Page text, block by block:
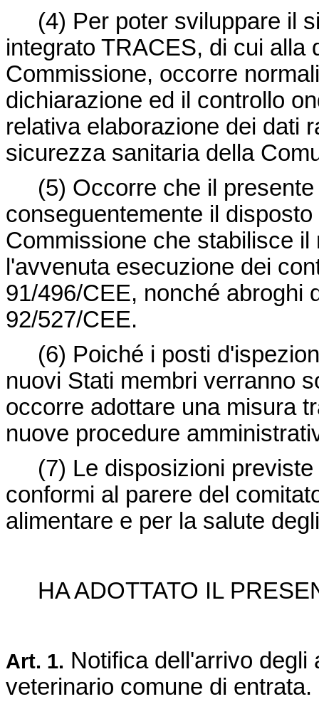
(4) Per poter sviluppare il
integrato TRACES, di cui alla
Commissione, occorre
dichiarazione ed il controllo
relativa elaborazione dei dati
sicurezza sanitaria della
(5) Occorre che il
conseguentemente il
Commissione che stabilisce
l'avvenuta esecuzione dei
91/496/CEE, nonché abroghi
92/527/CEE.
(6) Poiché i posti
nuovi Stati membri verranno
occorre adottare una misura
nuove procedure
(7) Le disposizioni
conformi al parere del
alimentare e per la salute
HA ADOTTATO IL
Art. 1. Notifica dell'arrivo degli
veterinario comune di entrata.